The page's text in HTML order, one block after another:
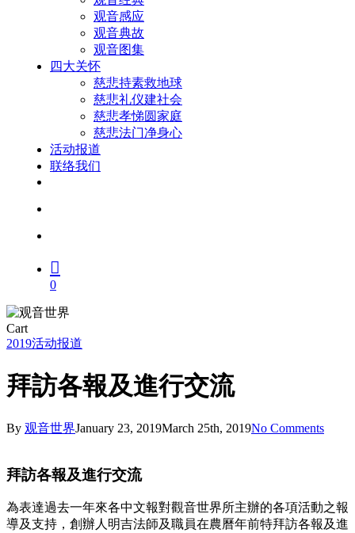
观音感应
观音典故
观音图集
四大关怀
慈悲持素救地球
慈悲礼仪建社会
慈悲孝悌圆家庭
慈悲法门净身心
活动报道
联络我们
0
CartClose
Cart
2019活动报道
拜訪各報及進行交流
By 观音世界January 23, 2019March 25th, 2019No Comments
拜訪各報及進行交流
為表達過去一年來各中文報對觀音世界所主辦的各項活動之報
導及支持，創辦人明吉法師及職員在農曆年前特拜訪各報及進